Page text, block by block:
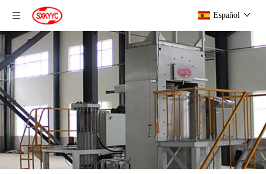
Español